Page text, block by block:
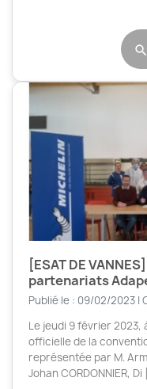
search
[ESAT DE
partenariats
Publié le : 09/02/2023 |
Le jeudi 9 février 2023,
officielle de la
représentée par M.
Johan CORDONNIER, Di